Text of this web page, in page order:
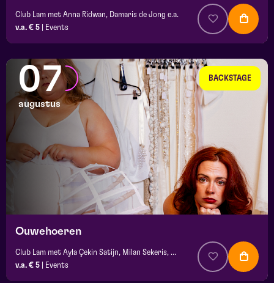
Club Lam met Anna Ridwan, Damaris de Jong e.a.
v.a. € 5
Events
BACKSTAGE
07
augustus
Ouwehoeren
Club Lam met Ayla Çekin Satijn, Milan Sekeris, e.a.
v.a. € 5
Events